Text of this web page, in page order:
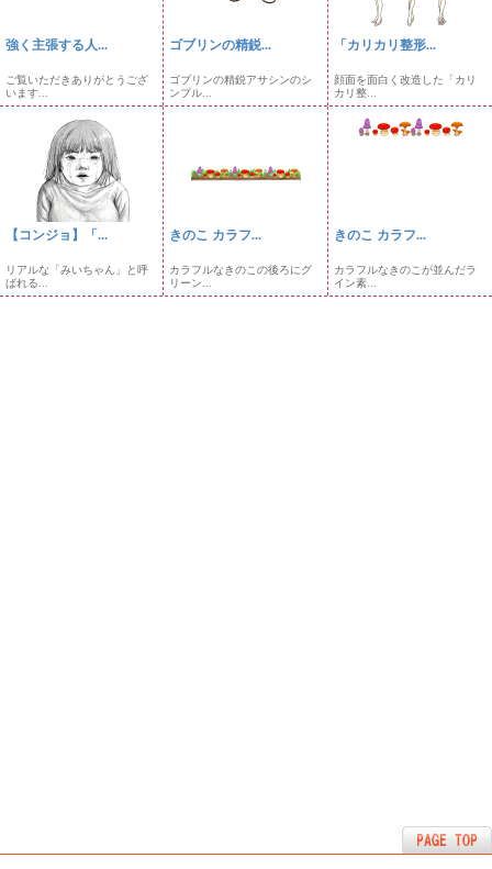
強く主張する人...
ご覧いただきありがとうござ
います...
ゴブリンの精鋭...
ゴブリンの精鋭アサシンのシ
ンプル...
「カリカリ整形...
顔面を面白く改造した「カリ
カリ整...
【コンジョ】「...
リアルな「みいちゃん」と呼
ばれる...
きのこ カラフ...
カラフルなきのこの後ろにグ
リーン...
きのこ カラフ...
カラフルなきのこが並んだラ
イン素...